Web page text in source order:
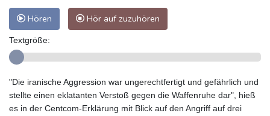
Hören Hör auf zuzuhören
Textgröße:
"Die iranische Aggression war ungerechtfertigt und gefährlich und
stellte einen eklatanten Verstoß gegen die Waffenruhe dar", hieß
es in der Centcom-Erklärung mit Blick auf den Angriff auf drei